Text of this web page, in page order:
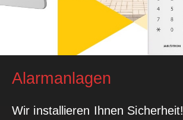
Alarmanlagen
Wir installieren Ihnen Sicherheit!